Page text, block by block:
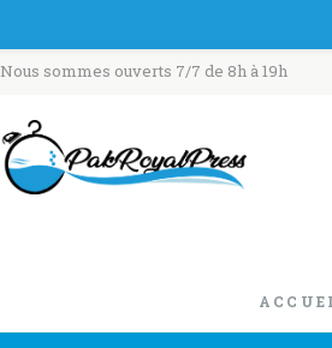
Nous sommes ouverts 7/7 de 8h à 19h